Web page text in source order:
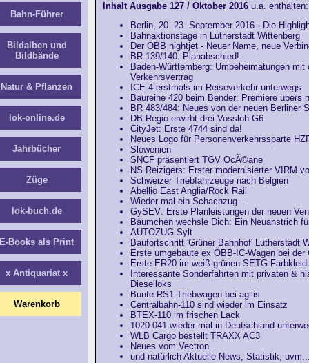
Inhalt Ausgabe 127 / Oktober 2016 u.a. enthalten:
Berlin, 20.-23. September 2016 - Die
Bahnaktionstage in Lutherstadt Wittenberg
Der ÖBB nightjet - Neuer Name, neue
BR 139/140: Planabschied!
Baden-Württemberg: Umbeheimatungen mit
Verkehrsvertrag
ICE-4 erstmals im Reiseverkehr unterwegs
Baureihe 420 beim Bender: Premiere übers
BR 483/484: Neues von der neuen Berliner
DB Regio erwirbt drei Vossloh G6
CityJet: Erste 4744 sind da!
Neues Logo für Personenverkehrssparte
Slowenien
SNCF präsentiert TGV OcÃ©ane
NS Reizigers: Erster modernisierter VIRM
Schweizer Triebfahrzeuge nach Belgien
Abellio East Anglia/Rock Rail
Wieder mal ein Schachzug...
GySEV: Erste Planleistungen der neuen
Bäumchen wechsle Dich: Ein Neuanstrich
AUTOZUG Sylt
Baufortschritt 'Grüner Bahnhof' Lutherstadt
Erste umgebaute ex ÖBB-IC-Wagen bei
Erste ER20 im weiß-grünen SETG-Farbkleid
Interessante Sonderfahrten mit privaten &
Dieselloks
Bunte RS1-Triebwagen bei agilis
Centralbahn-110 sind wieder im Einsatz
BTEX-110 im frischen Lack
1020 041 wieder mal in Deutschland
WLB Cargo bestellt TRAXX AC3
Neues vom Vectron
und natürlich Aktuelle News, Statistik,
Bahn-Führer
Bildalben und
Bildbände
Natur & Pflanzen
lok-online.de
Jahrbücher
Züge
lok-buch.de
E-Books als Print
x Antiquariat x
Warenkorb